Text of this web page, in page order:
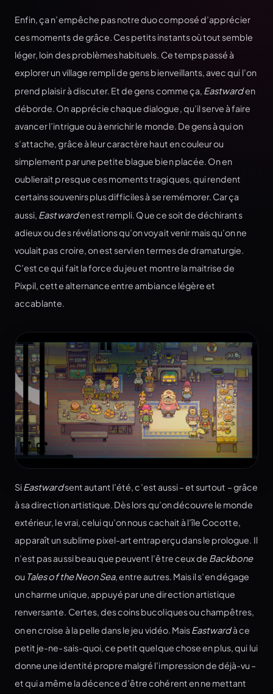
Enfin, ça n’empêche pas notre duo composé d’apprécier
ces moments de grâce. Ces petits instants où tout semble
léger, loin des problèmes habituels. Ce temps passé à
explorer un village rempli de gens bienveillants, avec qui l’on
prend plaisir à discuter. Et de gens comme ça, Eastwarden
déborde. On apprécie chaque dialogue, qu’il serve à faire
avancer l’intrigue ou à enrichir le monde. De gens à qui on
s’attache, grâce à leur caractère haut en couleur ou
simplement par une petite blague bien placée. On en
oublierait presque ces moments tragiques, qui rendent
certains souvenirs plus difficiles à se remémorer. Car ça
aussi, Eastwarden est rempli. Que ce soit de déchirants
adieux ou des révélations qu’on voyait venir mais qu’on ne
voulait pas croire, on est servi en termes de dramaturgie.
C’est ce qui fait la force du jeu et montre la maitrise de
Pixpil, cette alternance entre ambiance légère et
accablante.
SiEastwardsent autant l’été, c’est aussi – et surtout – grâce
à sa direction artistique. Dès lors qu’on découvre le monde
extérieur, le vrai, celui qu’on nous cachait à l’île Cocotte,
apparaît un sublime pixel-art entraperçu dans le prologue. Il
n’est pas aussi beau que peuvent l’être ceux de Backbone
ou Tales of the Neon Sea, entre autres. Mais il s’en dégage
un charme unique, appuyé par une direction artistique
renversante. Certes, des coins bucoliques ou champêtres,
on en croise à la pelle dans le jeu vidéo. MaisEastwardà ce
petit je-ne-sais-quoi, ce petit quelque chose en plus, qui lui
donne une identité propre malgré l’impression de déjà-vu –
et qui a même la décence d’être cohérent en ne mettant